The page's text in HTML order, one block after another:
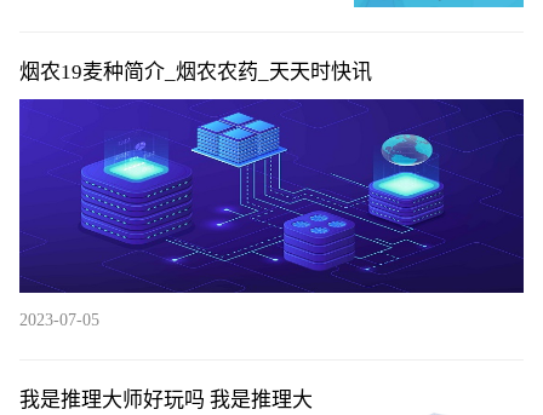
烟农19麦种简介_烟农农药_天天时快讯
2023-07-05
我是推理大师好玩吗 我是推理大